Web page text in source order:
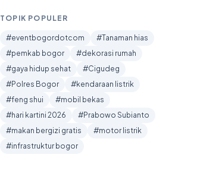
TOPIK POPULER
#eventbogordotcom
#Tanaman hias
#pemkab bogor
#dekorasi rumah
#gaya hidup sehat
#Cigudeg
#Polres Bogor
#kendaraan listrik
#feng shui
#mobil bekas
#hari kartini 2026
#Prabowo Subianto
#makan bergizi gratis
#motor listrik
#infrastruktur bogor